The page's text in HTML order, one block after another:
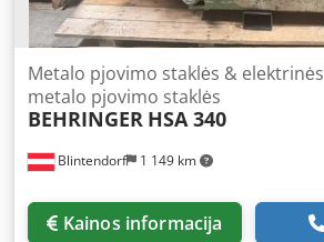
Blintendorf 1 149 km
Metalo pjovimo staklės & elektrinės
metalo pjovimo staklės
BEHRINGER HSA 340
Kainos informacija